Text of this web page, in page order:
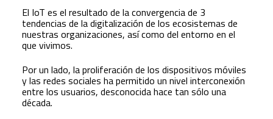
El IoT es el resultado de la convergencia de 3
tendencias de la digitalización de los ecosistemas de
nuestras organizaciones, así como del entorno en el
que vivimos.
Por un lado, la proliferación de los dispositivos móviles
y las redes sociales ha permitido un nivel interconexión
entre los usuarios, desconocida hace tan sólo una
década.